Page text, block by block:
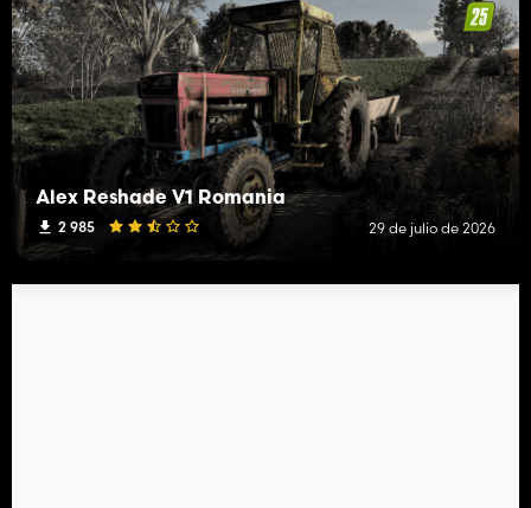
Alex Reshade V1 Romania
2 985 29 de julio de 2026